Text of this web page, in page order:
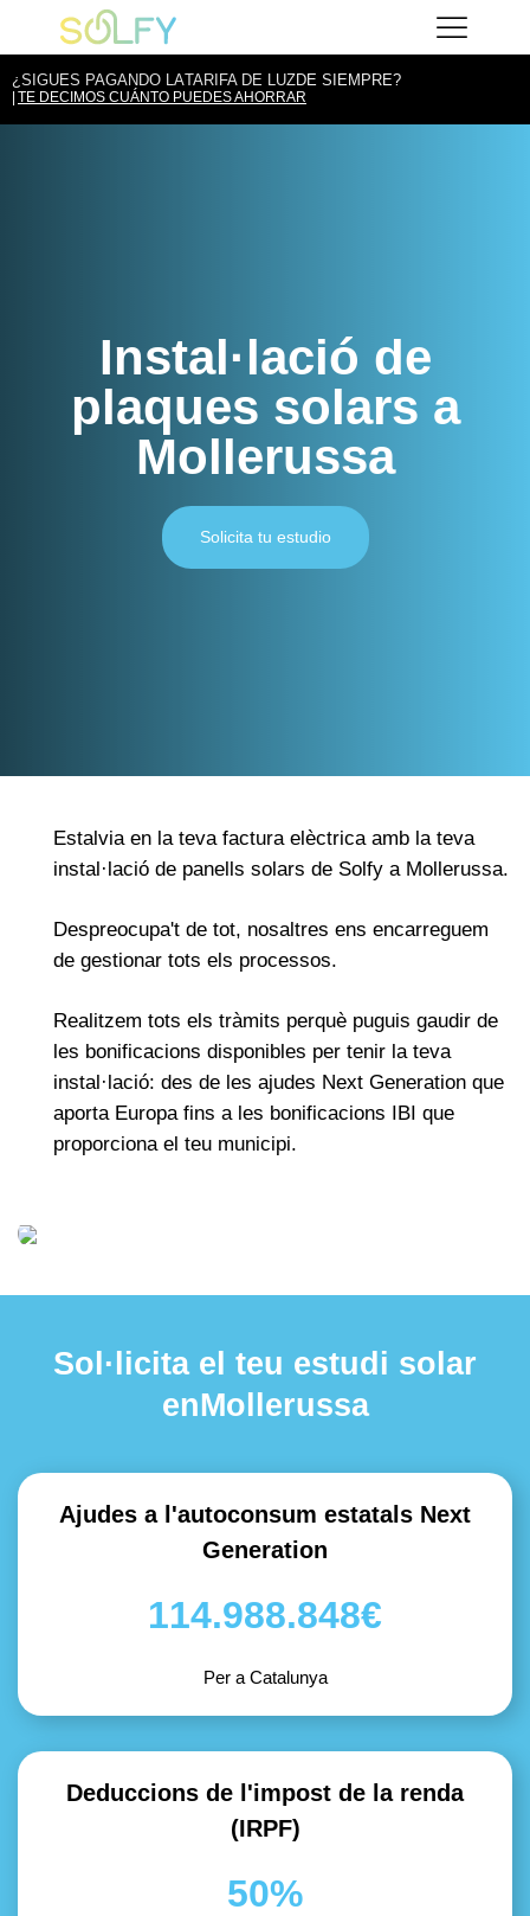
contingut
Solfy
¿SIGUES PAGANDO LATARIFA DE LUZDE SIEMPRE?
TE DECIMOS CUÁNTO PUEDES AHORRAR
Instal·lació de
plaques solars a
Mollerussa
Solicita tu estudio
Estalvia en la teva factura elèctrica amb la teva
instal·lació de panells solars de Solfy a Mollerussa.
Despreocupa't de tot, nosaltres ens encarreguem
de gestionar tots els processos.
Realitzem tots els tràmits perquè puguis gaudir de
les bonificacions disponibles per tenir la teva
instal·lació: des de les ajudes Next Generation que
aporta Europa fins a les bonificacions IBI que
proporciona el teu municipi.
Sol·licita el teu estudi solar
enMollerussa
Ajudes a l'autoconsum estatals Next
Generation
114.988.848€
Per a Catalunya
Deduccions de l'impost de la renda
(IRPF)
50%